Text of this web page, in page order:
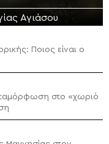
Αγιάσου
Ποιος είναι ο
στο «χωριό